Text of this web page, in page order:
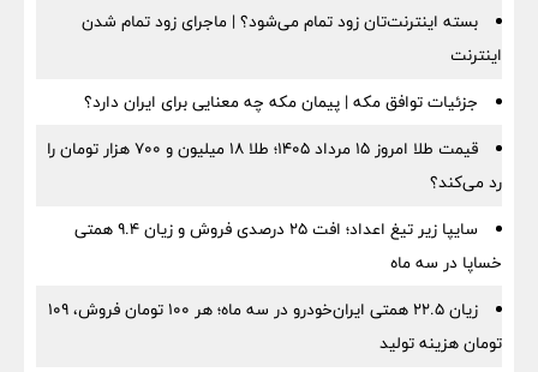
بسته اینترنت‌تان زود تمام می‌شود؟ | ماجرای زود تمام شدن
اینترنت
جزئیات توافق مکه | پیمان مکه چه معنایی برای ایران دارد؟
قیمت طلا امروز ۱۵ مرداد ۱۴۰۵؛ طلا ۱۸ میلیون و ۷۰۰ هزار تومان را
رد می‌کند؟
سایپا زیر تیغ اعداد؛ افت ۲۵ درصدی فروش و زیان ۹.۴ همتی
خساپا در سه ماه
زیان ۲۲.۵ همتی ایران‌خودرو در سه ماه؛ هر ۱۰۰ تومان فروش، ۱۰۹
تومان هزینه تولید